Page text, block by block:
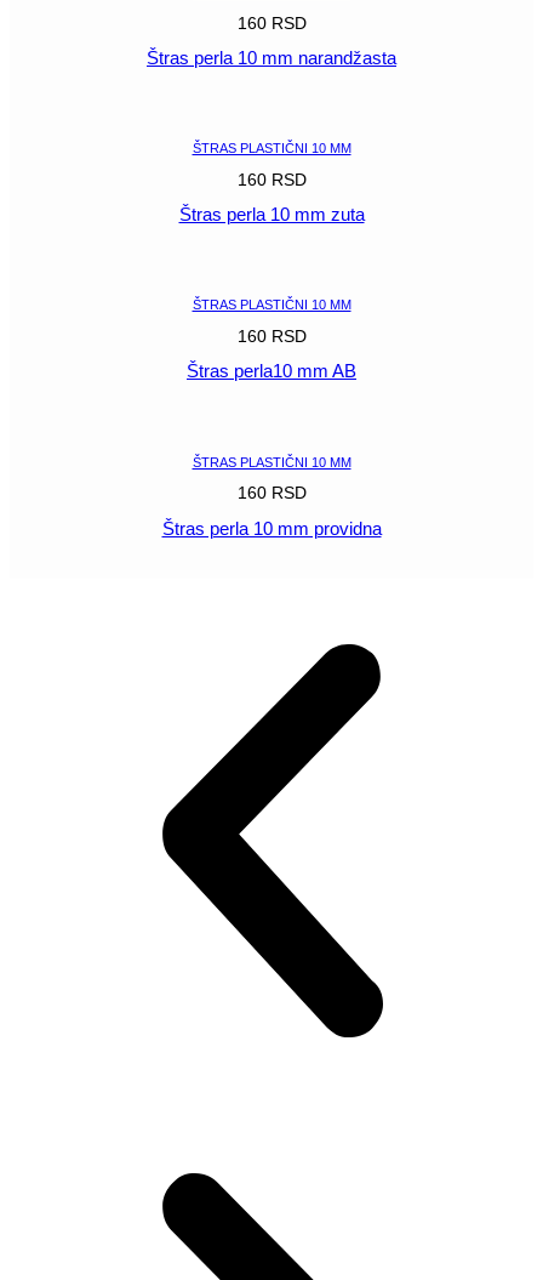
160 RSD
Štras perla 10 mm narandžasta
ŠTRAS PLASTIČNI 10 MM
160 RSD
Štras perla 10 mm zuta
ŠTRAS PLASTIČNI 10 MM
160 RSD
Štras perla10 mm AB
ŠTRAS PLASTIČNI 10 MM
160 RSD
Štras perla 10 mm providna